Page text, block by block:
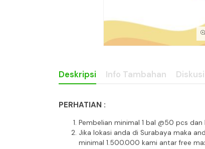
Deskripsi Info Tambahan
PERHATIAN :
Pembelian minimal 1 bal @50 pcs
Jika lokasi anda di Surabaya maka
minimal 1.500.000 kami antar free